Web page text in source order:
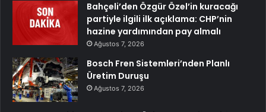
Bahçeli’den Özgür Özel’in kuracağı
partiyle ilgili ilk açıklama: CHP’nin
hazine yardımından pay almalı
Ağustos 7, 2026
Bosch Fren Sistemleri’nden Planlı
Üretim Duruşu
Ağustos 7, 2026